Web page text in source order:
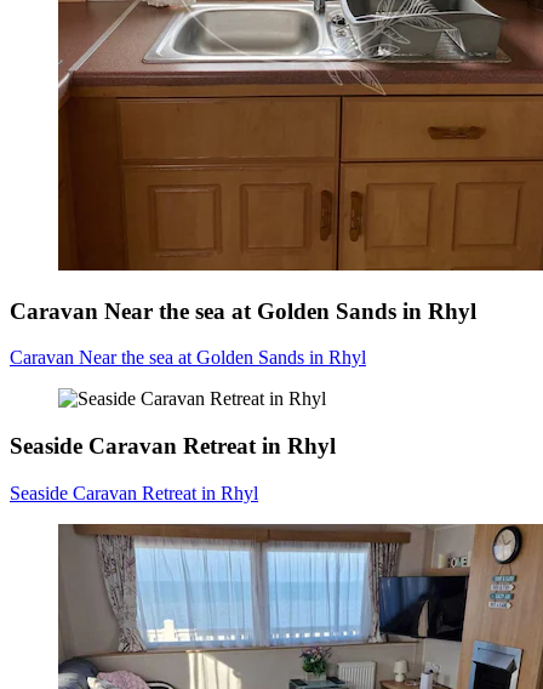
Caravan Near the sea at Golden Sands in Rhyl
Caravan Near the sea at Golden Sands in Rhyl
Seaside Caravan Retreat in Rhyl
Seaside Caravan Retreat in Rhyl